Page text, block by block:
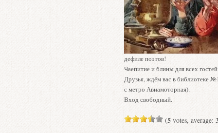
дефиле поэтов!
Чаепитие и блины для всех
Друзья, ждём вас в библиотеке
с метро Авиамоторная).
Вход свободный.
(5votes, average: